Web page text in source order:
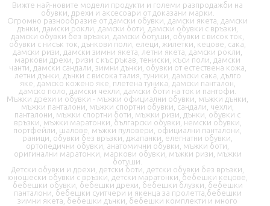
Вижте най-новите модели продукти и големи разпродажби на
обувки, дрехи и аксесоари от доказани марки.
Огромно разнообразие от дамски обувки, дамски якета, дамски
дънки, дамски рокли, дамски боти, дамски обувки с връзки,
дамски обувки без връзки, дамски ботуши, обувки с висок ток,
обувки с нисък ток, дънкови поли, елеци, жилетки, кецове, сака,
дамски ризи, дамски зимни якета, летни якета, дамски рокли,
маркови дрехи, ризи с къс ръкав, тениски, къси поли, дамски
чанти, дамски сандали, зимни дънки, обувки от естествена кожа,
летни дънки, дънки с висока талия, туники, дамски сака, дълго
яке, дамско кожено яке, плетена туника, дамски панталон,
дамско поло, дамски чехли, дамски боти на ток и пантофи.
Мъжки дрехи и обувки - мъжки официални обувки, мъжки дънки,
мъжки панталони, мъжки спортни обувки, сандали, чехли,
панталони, мъжки спортни боти, мъжки ризи, дънки, обувки с
връзки, мъжки маратонки, български обувки, немски обувки,
портфейли, шалове, мъжки пуловери, официални панталони,
раници, обувки без връзки, джапанки, елегнатни обувки,
ортопедични обувки, анатомични обувки, мъжки боти,
оригинални маратонки, маркови обувки, мъжки ризи, мъжки
ботуши.
Детски обувки и дрехи, детски боти, детски обувки без връзки,
юношески обувки с връзки, детски маратонки, бебешки кецове,
бебешки обувки, бебешки дрехи, бебешки блузки, бебешки
панталони, бебешки суитчери и якенца за пролетта,бебешки
зимни якета, бебешки дънки, бебешки комплекти и много
📦 Информация за доставка
🔄 Подмяна и връщания
❓ Въпроси и отговори
✉️ Контактна форма
📭 В момента сме offline